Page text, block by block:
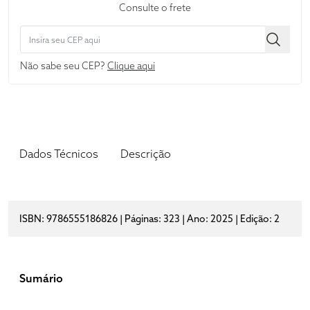
Consulte o frete
Não sabe seu CEP? Clique aqui
Dados Técnicos Descrição
ISBN: 9786555186826 | Páginas: 323 | Ano: 2025 | Edição: 2
Sumário